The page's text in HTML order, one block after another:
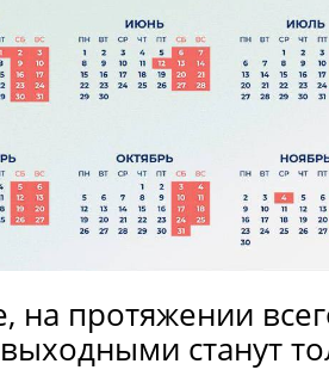
на протяжении
станут